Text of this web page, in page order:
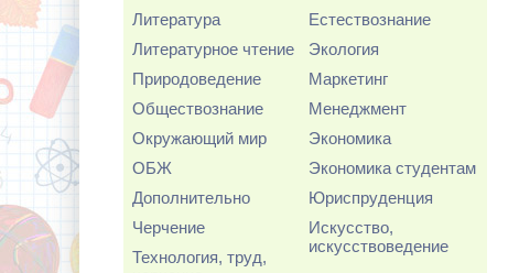
Литература
Литературное чтение
Природоведение
Обществознание
Окружающий мир
ОБЖ
Дополнительно
Черчение
Технология, труд,
Естествознание
Экология
Маркетинг
Менеджмент
Экономика
Экономика студентам
Юриспруденция
Искусство,
искусствоведение